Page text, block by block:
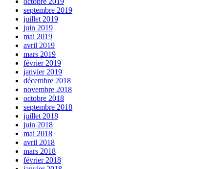
septembre 2019
juillet 2019
juin 2019
mai 2019
avril 2019
mars 2019
février 2019
janvier 2019
décembre 2018
novembre 2018
octobre 2018
septembre 2018
juillet 2018
juin 2018
mai 2018
avril 2018
mars 2018
février 2018